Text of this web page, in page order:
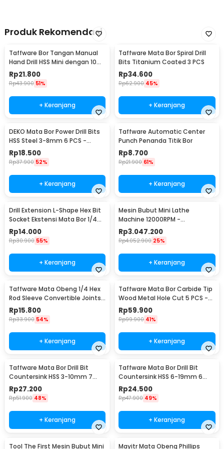
1 x MPT Mata Bor Penggali Tanah Auger Spiral Drill Head
Produk Rekomendasi
Taffware Bor Tangan Manual
Hand Drill HSS Mini dengan 10
Mata Bor - 3003
Rp21.800
Rp43.900 51%
+ Keranjang
Taffware Mata Bor Spiral Drill
Bits Titanium Coated 3 PCS
Rp34.600
Rp62.900 45%
+ Keranjang
DEKO Mata Bor Power Drill Bits
HSS Steel 3-8mm 6 PCS -
DW1369
Rp18.500
Rp37.900 52%
+ Keranjang
Taffware Automatic Center
Punch Penanda Titik Bor
Rp8.700
Rp21.900 61%
+ Keranjang
Drill Extension L-Shape Hex Bit
Socket Ekstensi Mata Bor 1/4
Inch - 105
Rp14.000
Rp30.900 55%
+ Keranjang
Mesin Bubut Mini Lathe
Machine 12000RPM -
TZ20002MR
Rp3.047.200
Rp4.052.900 25%
+ Keranjang
Taffware Mata Obeng 1/4 Hex
Rod Sleeve Convertible Joints
8 PCS
Rp15.800
Rp33.900 54%
+ Keranjang
Taffware Mata Bor Carbide Tip
Wood Metal Hole Cut 5 PCS -
EPC-PIT-20P
Rp59.900
Rp99.900 41%
+ Keranjang
Taffware Mata Bor Drill Bit
Countersink HSS 3-10mm 7
PCS - QST-K13
Rp27.200
Rp51.900 48%
+ Keranjang
Taffware Mata Bor Drill Bit
Countersink HSS 6-19mm 6
PCS - BT3
Rp24.500
Rp47.900 49%
+ Keranjang
Tool The First Mesin Bubut Mini Mayitr Mata Obeng Phillips